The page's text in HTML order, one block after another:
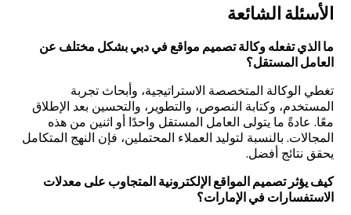
الأسئلة الشائعة
ما الذي تفعله وكالة تصميم مواقع في دبي بشكل مختلف عن
العامل المستقل؟
تغطي الوكالة المتخصصة الاستراتيجية، وأبحاث تجربة
المستخدم، وكتابة النصوص، والتطوير، والتحسين بعد الإطلاق
معًا. عادةً ما يتولى العامل المستقل واحدًا أو اثنين من هذه
المجالات. بالنسبة لتوليد العملاء المحتملين، فإن النهج المتكامل
يحقق نتائج أفضل.
كيف يؤثر تصميم المواقع الإلكترونية المتجاوب على معدلات
الاستفسارات في الإمارات؟